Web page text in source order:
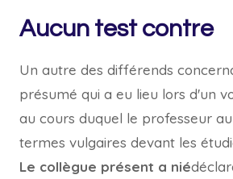
Aucun test contre
Un autre des différends
présumé qui a eu lieu lors d'un
au cours duquel le professeur
termes vulgaires devant les
Le collègue présent a nié